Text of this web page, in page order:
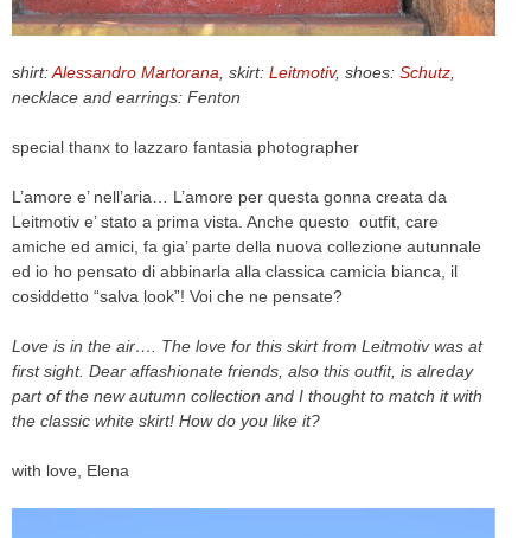
shirt:Alessandro Martorana , skirt: Leitmotiv, shoes: Schutz
necklace and earrings: Fenton
special thanx to lazzaro fantasia photographer
L’amore e’ nell’aria… L’amore per questa gonna creata da
Leitmotiv e’ stato a prima vista. Anche questo outfit, care
amiche ed amici, fa gia’ parte della nuova collezione autunnale
ed io ho pensato di abbinarla alla classica camicia bianca, il
cosiddetto “salva look”! Voi che ne pensate?
Love is in the air…. The love for this skirt from Leitmotiv was at
first sight. Dear affashionate friends, also this outfit, is alreday
part of the new autumn collection and I thought to match it with
the classic white skirt! How do you like it?
with love, Elena